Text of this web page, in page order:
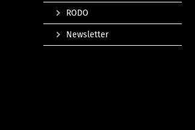
RODO
Newsletter